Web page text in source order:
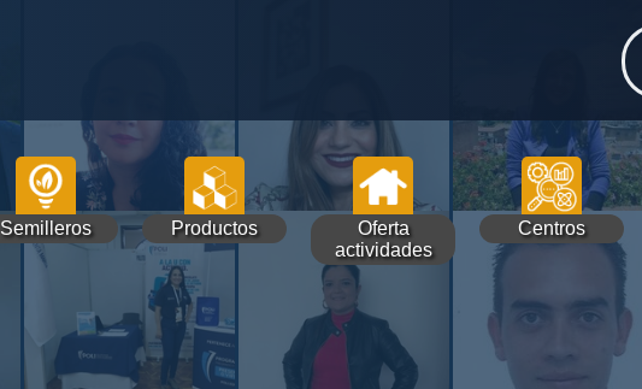
Semilleros Productos
Oferta
actividades
Centros